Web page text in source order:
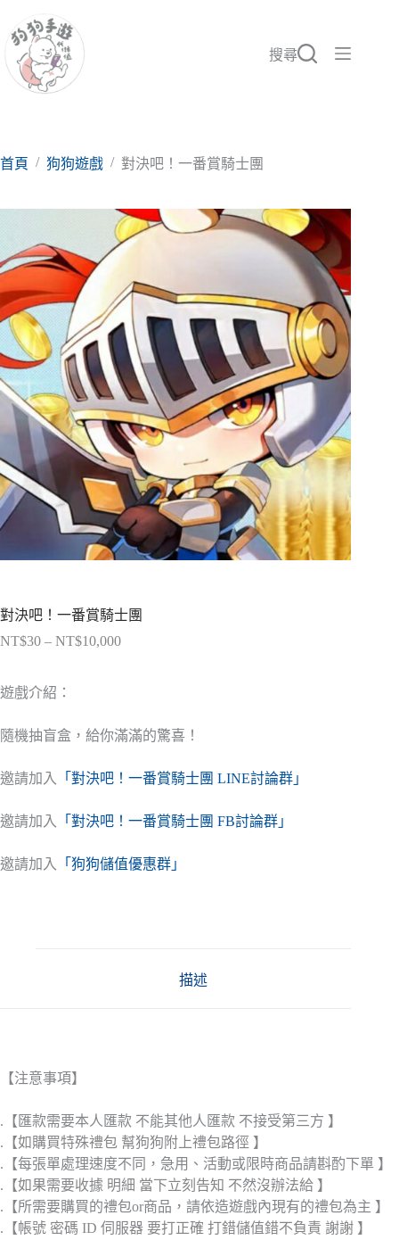
至
要
搜尋
首頁 / 狗狗遊戲 / 對決吧！一番賞騎士團
對決吧！一番賞騎士團
NT$30 – NT$10,000價
NT$30
到
遊戲介紹：
隨機抽盲盒，給你滿滿的驚喜！
邀請加入 「對決吧！一番賞騎士團 LINE討論群」
邀請加入 「對決吧！一番賞騎士團 FB討論群」
邀請加入 「狗狗儲值優惠群」
描述
【注意事項】
.【匯款需要本人匯款 不能其他人匯款 不接受第三方 】
.【如購買特殊禮包 幫狗狗附上禮包路徑 】
.【每張單處理速度不同，急用、活動或限時商品請斟酌下單 】
.【如果需要收據 明細 當下立刻告知 不然沒辦法給 】
.【所需要購買的禮包or商品，請依造遊戲內現有的禮包為主 】
.【帳號 密碼 ID 伺服器 要打正確 打錯儲值錯不負責 謝謝 】